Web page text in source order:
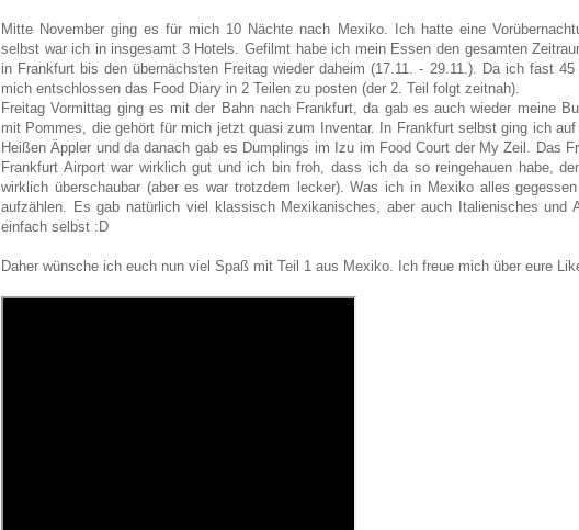
Mitte November ging es für mich 10 Nächte nach Mexiko. Ich hatte eine
selbst war ich in insgesamt 3 Hotels. Gefilmt habe ich mein Essen den gesamten
in Frankfurt bis den übernächsten Freitag wieder daheim (17.11. - 29.11.). Da ich fast
mich entschlossen das Food Diary in 2 Teilen zu posten (der 2. Teil folgt zeitnah).
Freitag Vormittag ging es mit der Bahn nach Frankfurt, da gab es auch wieder meine
mit Pommes, die gehört für mich jetzt quasi zum Inventar. In Frankfurt selbst ging ich
Heißen Äppler und da danach gab es Dumplings im Izu im Food Court der My Zeil. Das
Frankfurt Airport war wirklich gut und ich bin froh, dass ich da so reingehauen habe,
wirklich überschaubar (aber es war trotzdem lecker). Was ich in Mexiko alles
aufzählen. Es gab natürlich viel klassisch Mexikanisches, aber auch Italienisches und
einfach selbst :D
Daher wünsche ich euch nun viel Spaß mit Teil 1 aus Mexiko. Ich freue mich über eure